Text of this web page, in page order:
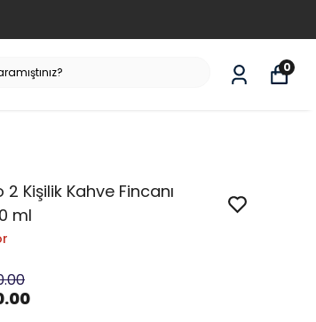
0
2 Kişilik Kahve Fincanı
ml